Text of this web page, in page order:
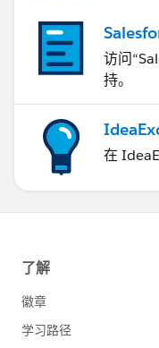
访问
持。
在